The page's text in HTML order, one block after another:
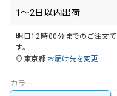
明日12時00分 までのご注文で
す。
東京都 お届け先を変更
カラー